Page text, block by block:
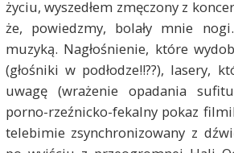
życiu, wyszedłem zmęczony z
że, powiedzmy, bolały mnie
muzyką. Nagłośnienie, które
(głośniki w podłodze!!??), lasery,
uwagę (wrażenie opadania
porno-rzeźnicko-fekalny pokaz
telebimie zsynchronizowany z